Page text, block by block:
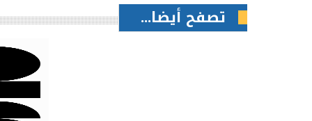
تصفح أيضا...